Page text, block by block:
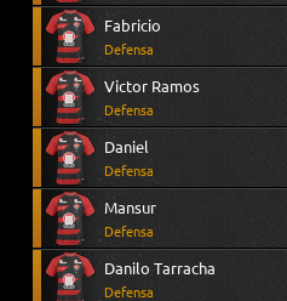
Fabricio
Defensa
Victor Ramos
Defensa
Daniel
Defensa
Mansur
Defensa
Danilo Tarracha
Defensa